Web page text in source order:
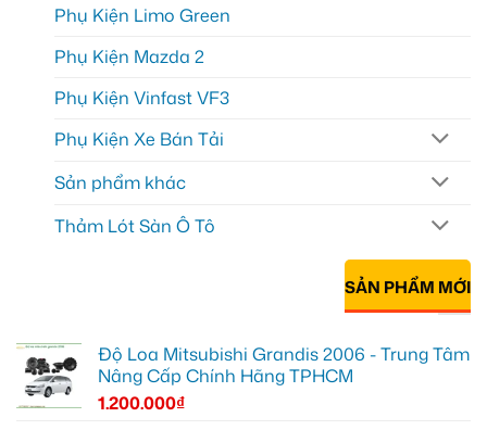
Phụ Kiện Limo Green
Phụ Kiện Mazda 2
Phụ Kiện Vinfast VF3
Phụ Kiện Xe Bán Tải
Sản phẩm khác
Thảm Lót Sàn Ô Tô
SẢN PHẨM MỚI
Độ Loa Mitsubishi Grandis 2006 - Trung Tâm
Nâng Cấp Chính Hãng TPHCM
1.200.000₫